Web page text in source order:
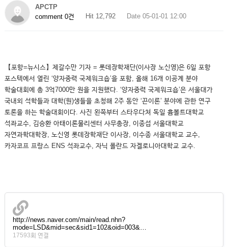
APCTP
comment 0건
Hit 12,792 Date 05-01-01 12:00
【포항=뉴시스】제갈수만 기자 = 롯데장학재단(이사장 노신영)은 6일 포항
포스텍에서 열린 ‘양자중력 국제워크숍’을 포함, 올해 16개 이공계 분야
학술대회에 총 3억7000만 원을 지원했다. ‘양자중력 국제워크숍’은 서울대가
국내외 석학들과 대학(원)생들을 초청해 2주 동안 ‘끈이론’ 분야에 관한 연구
토론을 하는 학술대회이다. 사진 왼쪽부터 스타우다쳐 독일 흄볼트대학교
석좌교수, 김승환 아태이론물리센터 사무총장, 이종섭 서울대학교
자연과학대학장, 노신영 롯데장학재단 이사장, 이수종 서울대학교 교수,
카자코프 프랑스 ENS 석좌교수, 자닉 폴란드 자겔로니아대학교 교수.
http://news.naver.com/main/read.nhn?
mode=LSD&mid=sec&sid1=102&oid=003&…
17593회 연결